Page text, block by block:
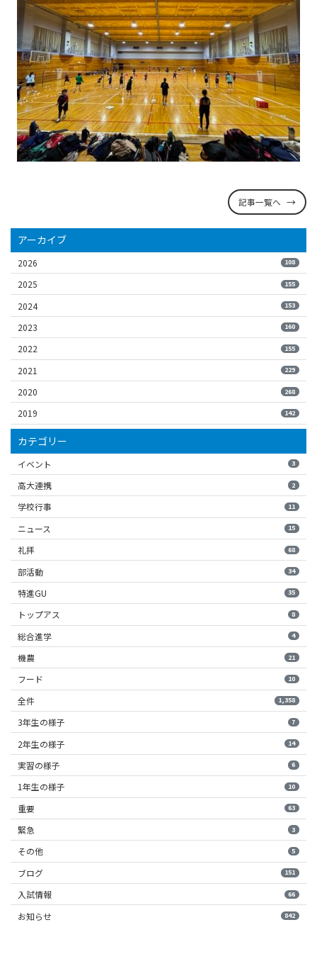
記事一覧へ
アーカイブ
2026 108
2025 155
2024 153
2023 160
2022 155
2021 229
2020 268
2019 142
カテゴリー
イベント 3
高大連携 2
学校行事 11
ニュース 15
礼拝 68
部活動 34
特進GU 35
トップアス 8
総合進学 4
機農 21
フード 10
全件 1,358
3年生の様子 7
2年生の様子 14
実習の様子 6
1年生の様子 10
重要 63
緊急 3
その他 5
ブログ 151
入試情報 66
お知らせ 842